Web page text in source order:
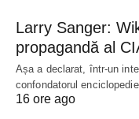
Larry Sanger:
propagandă al
Așa a declarat, într-un
confondatorul
16 ore ago